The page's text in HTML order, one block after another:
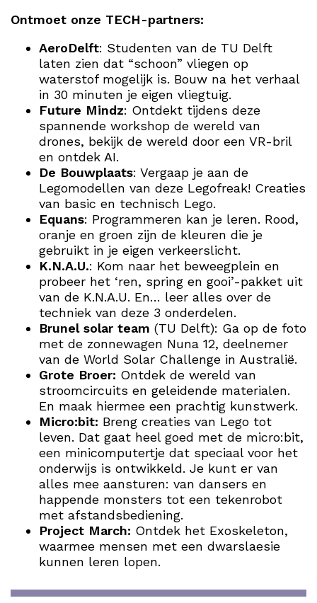
Ontmoet onze TECH-partners:
AeroDelft: Studenten van de TU Delft
laten zien dat “schoon” vliegen op
waterstof mogelijk is. Bouw na het verhaal
in 30 minuten je eigen vliegtuig.
Future Mindz: Ontdekt tijdens deze
spannende workshop de wereld van
drones, bekijk de wereld door een VR-bril
en ontdek AI.
De Bouwplaats: Vergaap je aan de
Legomodellen van deze Legofreak! Creaties
van basic en technisch Lego.
Equans: Programmeren kan je leren. Rood,
oranje en groen zijn de kleuren die je
gebruikt in je eigen verkeerslicht.
K.N.A.U.: Kom naar het beweegplein en
probeer het ‘ren, spring en gooi’-pakket uit
van de K.N.A.U. En… leer alles over de
techniek van deze 3 onderdelen.
Brunel solar team (TU Delft): Ga op de foto
met de zonnewagen Nuna 12, deelnemer
van de World Solar Challenge in Australië.
Grote Broer: Ontdek de wereld van
stroomcircuits en geleidende materialen.
En maak hiermee een prachtig kunstwerk.
Micro:bit: Breng creaties van Lego tot
leven. Dat gaat heel goed met de micro:bit,
een minicomputertje dat speciaal voor het
onderwijs is ontwikkeld. Je kunt er van
alles mee aansturen: van dansers en
happende monsters tot een tekenrobot
met afstandsbediening.
Project March: Ontdek het Exoskeleton,
waarmee mensen met een dwarslaesie
kunnen leren lopen.